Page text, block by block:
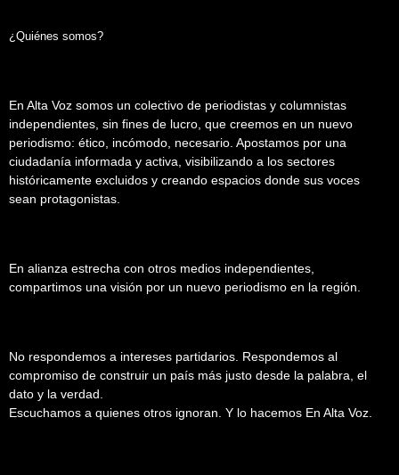
¿Quiénes somos?
En Alta Voz somos un colectivo de periodistas y columnistas
independientes, sin fines de lucro, que creemos en un nuevo
periodismo: ético, incómodo, necesario. Apostamos por una
ciudadanía informada y activa, visibilizando a los sectores
históricamente excluidos y creando espacios donde sus voces
sean protagonistas.
En alianza estrecha con otros medios independientes,
compartimos una visión por un nuevo periodismo en la región.
No respondemos a intereses partidarios. Respondemos al
compromiso de construir un país más justo desde la palabra, el
dato y la verdad.
Escuchamos a quienes otros ignoran. Y lo hacemos En Alta Voz.